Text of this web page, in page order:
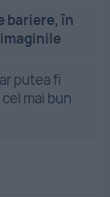
bariere, în
putea fi
mai bun